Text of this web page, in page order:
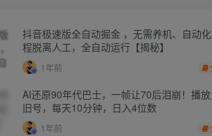
抖音极速版全自动掘金 ，无需养机、自动
程脱离人工，全自动运行【揭秘】
1年前
AI还原90年代巴士，一帧让70后泪崩！播
旧号，每天10分钟，日入4位数
1年前